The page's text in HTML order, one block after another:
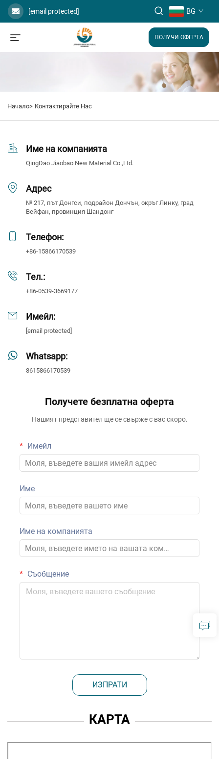
[email protected] BG
ПОЛУЧИ ОФЕРТА
Начало> Контактирайте Нас
Име на компанията
QingDao Jiaobao New Material Co.,Ltd.
Адрес
№ 217, път Донгси, подрайон Дончън, окръг Линку, град
Вейфан, провинция Шандонг
Телефон:
+86-15866170539
Тел.:
+86-0539-3669177
Имейл:
[email protected]
Whatsapp:
8615866170539
Получете безплатна оферта
Нашият представител ще се свърже с вас скоро.
Имейл
Име
Име на компанията
Съобщение
ИЗПРАТИ
КАРТА